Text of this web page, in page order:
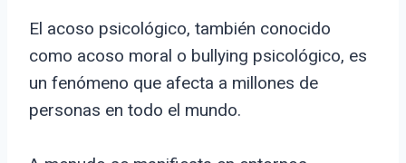
El acoso psicológico, también conocido
como acoso moral o bullying psicológico, es
un fenómeno que afecta a millones de
personas en todo el mundo.